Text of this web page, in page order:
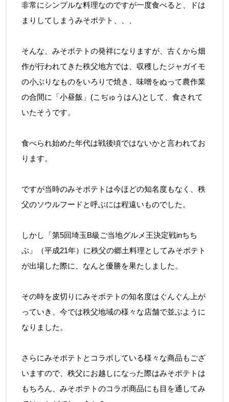
非常にシンプルな料理なのですが一度食べると、ドは
まりしてしまうみそポテト、、、
そんな、みそポテトの発祥になりますが、古くから畑
作が行われてきた秩父地方では、収穫したジャガイモ
の小ぶりなものをいろりで焼き、味噌をぬって農作業
の合間に「小昼飯」(こぢゅうはん)として、食されて
いたそうです。
食べられ始めた年代は戦後頃ではないかと言われてお
ります。
ですが当時のみそポテトは今ほどの知名度もなく、秩
父のソウルフードと呼ぶには程遠いものでした。
しかし「第5回埼玉B級ご当地グルメ王決定戦inちち
ぶ」（平成21年）に秩父の郷土料理としてみそポテト
が出場した際に、なんと優勝を果たしました。
その時を皮切りにみそポテトの知名度はぐんぐん上が
っていき、今では秩父地域の様々な店舗で並ぶように
なりました。
さらにみそポテトとコラボしている様々な商品もござ
いますので、秩父にお越しになった際はみそポテトは
もちろん、みそポテトのコラボ商品にも目を通してみ